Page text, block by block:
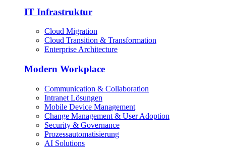
IT Infrastruktur
Cloud Migration
Cloud Transition & Transformation
Enterprise Architecture
Modern Workplace
Communication & Collaboration
Intranet Lösungen
Mobile Device Management
Change Management & User Adoption
Security & Governance
Prozessautomatisierung
AI Solutions